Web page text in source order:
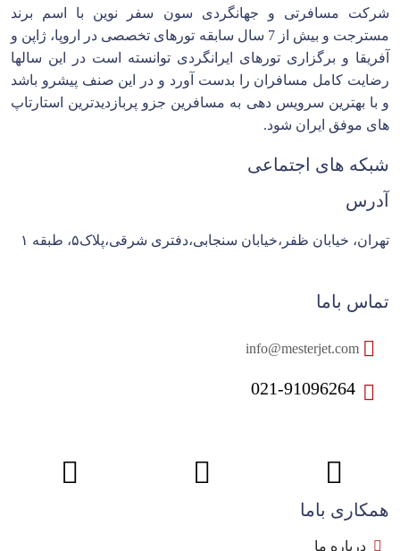
شرکت مسافرتی و جهانگردی سون سفر نوین با اسم برند
مسترجت و بیش از 7 سال سابقه تورهای تخصصی در اروپا، ژاپن و
آفریقا و برگزاری تورهای ایرانگردی توانسته است در این سالها
رضایت کامل مسافران را بدست آورد و در این صنف پیشرو باشد
و با بهترین سرویس دهی به مسافرین جزو پربازدیدترین استارتاپ
های موفق ایران شود.
شبکه های اجتماعی
آدرس
تهران، خیابان ظفر،خیابان سنجابی،دفتری شرقی،پلاک۵، طبقه ۱
تماس باما
021-91096264
همکاری باما
درباره ما